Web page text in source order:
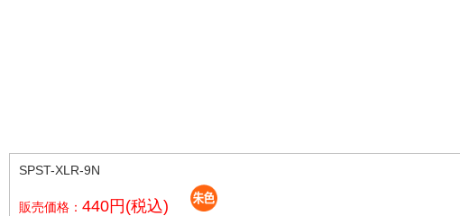
SPST-XLR-9N
販売価格： 440円(税込)